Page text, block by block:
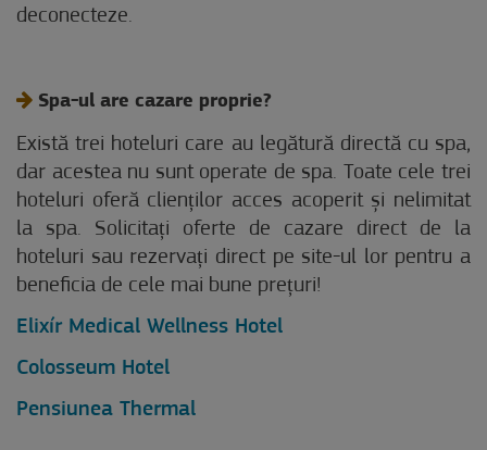
deconecteze.
Spa-ul are cazare proprie?
Există trei hoteluri care au legătură directă cu spa,
dar acestea nu sunt operate de spa. Toate cele trei
hoteluri oferă clienților acces acoperit și nelimitat
la spa. Solicitați oferte de cazare direct de la
hoteluri sau rezervați direct pe site-ul lor pentru a
beneficia de cele mai bune prețuri!
Elixír Medical Wellness Hotel
Colosseum Hotel
Pensiunea Thermal